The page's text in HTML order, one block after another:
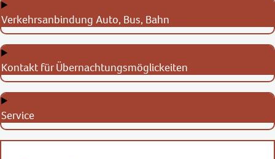
Verkehrsanbindung Auto, Bus, Bahn
Kontakt für Übernachtungsmöglickeiten
Service